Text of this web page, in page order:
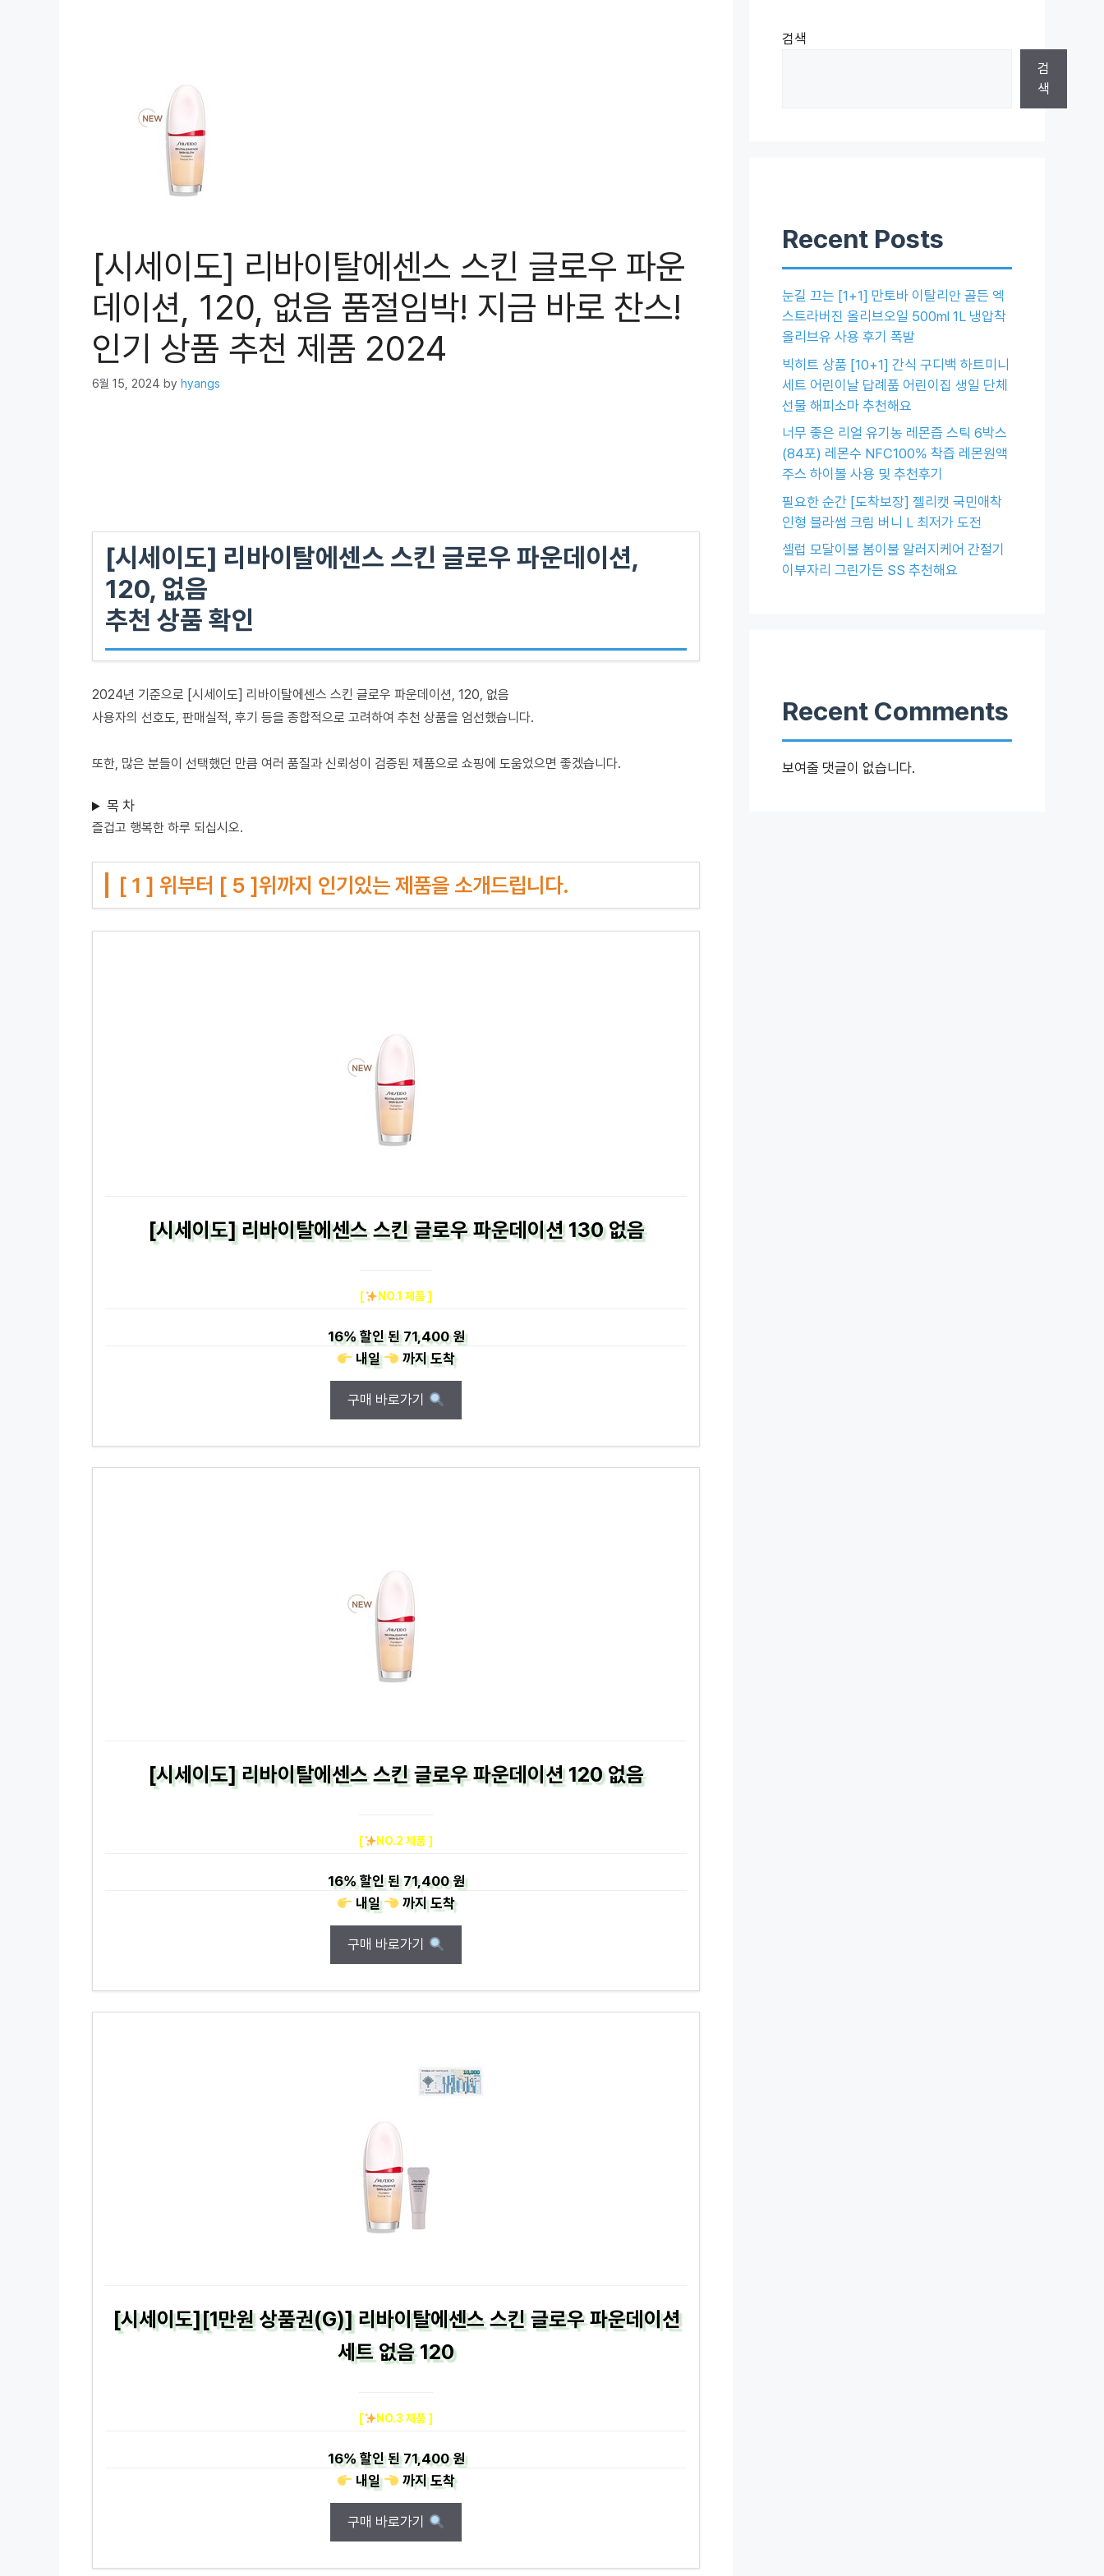
[시세이도] 리바이탈에센스 스킨 글로우 파운
데이션, 120, 없음 품절임박! 지금 바로 찬스!
인기 상품 추천 제품 2024
6월 15, 2024 by hyangs
[시세이도] 리바이탈에센스 스킨 글로우 파운데이션,
120, 없음
추천 상품 확인
2024년 기준으로 [시세이도] 리바이탈에센스 스킨 글로우 파운데이션, 120, 없음
사용자의 선호도, 판매실적, 후기 등을 종합적으로 고려하여 추천 상품을 엄선했습니다.
또한, 많은 분들이 선택했던 만큼 여러 품질과 신뢰성이 검증된 제품으로 쇼핑에 도움었으면 좋겠습니다.
목 차
즐겁고 행복한 하루 되십시오.
[ 1 ] 위부터 [ 5 ]위까지 인기있는 제품을 소개드립니다.
[시세이도] 리바이탈에센스 스킨 글로우 파운데이션 130 없음
[ NO.1 제품 ]
16%할인 된71,400 원
내일
까지도착
구매 바로가기
[시세이도] 리바이탈에센스 스킨 글로우 파운데이션 120 없음
[ NO.2 제품 ]
16%할인 된71,400 원
내일
까지도착
구매 바로가기
[시세이도][1만원 상품권(G)] 리바이탈에센스 스킨 글로우 파운데이션
세트 없음 120
[ NO.3 제품 ]
16%할인 된71,400 원
내일
까지도착
구매 바로가기
검색
검
색
Recent Posts
눈길 끄는 [1+1] 만토바 이탈리안 골든 엑
스트라버진 올리브오일 500ml 1L 냉압착
올리브유 사용 후기 폭발
빅히트 상품 [10+1] 간식 구디백 하트미니
세트 어린이날 답례품 어린이집 생일 단체
선물 해피소마 추천해요
너무 좋은 리얼 유기농 레몬즙 스틱 6박스
(84포) 레몬수 NFC100% 착즙 레몬원액
주스 하이볼 사용 및 추천후기
필요한 순간 [도착보장] 젤리캣 국민애착
인형 블라썸 크림 버니 L 최저가 도전
셀럽 모달이불 봄이불 알러지케어 간절기
이부자리 그린가든 SS 추천해요
Recent Comments
보여줄 댓글이 없습니다.